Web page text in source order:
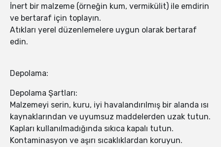
İnert bir malzeme (örneğin kum, vermikülit) ile emdirin
ve bertaraf için toplayın.
Atıkları yerel düzenlemelere uygun olarak bertaraf
edin.
Depolama:
Depolama Şartları:
Malzemeyi serin, kuru, iyi havalandırılmış bir alanda ısı
kaynaklarından ve uyumsuz maddelerden uzak tutun.
Kapları kullanılmadığında sıkıca kapalı tutun.
Kontaminasyon ve aşırı sıcaklıklardan koruyun.